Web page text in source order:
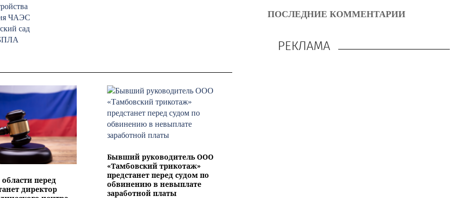
ЧАЭС
сад
перед
директор
Бывший руководитель ООО
«Тамбовский трикотаж»
предстанет перед судом по
обвинению в невыплате
заработной платы
ПОСЛЕДНИЕ КОММЕНТАРИИ
РЕКЛАМА